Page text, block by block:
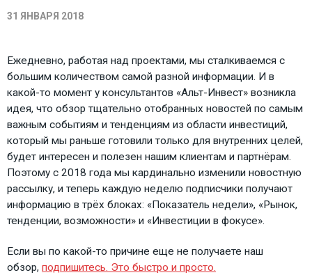
31 ЯНВАРЯ 2018
Ежедневно, работая над проектами, мы сталкиваемся с
большим количеством самой разной информации. И в
какой-то момент у консультантов «Альт-Инвест» возникла
идея, что обзор тщательно отобранных новостей по самым
важным событиям и тенденциям из области инвестиций,
который мы раньше готовили только для внутренних целей,
будет интересен и полезен нашим клиентам и партнёрам.
Поэтому с 2018 года мы кардинально изменили новостную
рассылку, и теперь каждую неделю подписчики получают
информацию в трёх блоках: «Показатель недели», «Рынок,
тенденции, возможности» и «Инвестиции в фокусе».
Если вы по какой-то причине еще не получаете наш
обзор, подпишитесь. Это быстро и просто.